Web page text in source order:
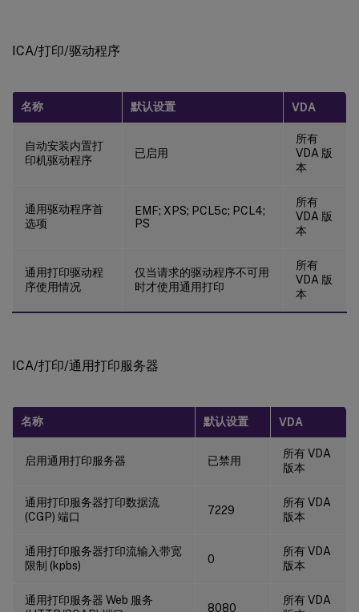
ICA/打印/驱动程序
名称 默认设置 VDA
自动安装内置打
印机驱动程序
已启用
所有
VDA 版
本
通用驱动程序首
选项
EMF; XPS; PCL5c; PCL4;
PS
所有
VDA 版
本
通用打印驱动程
序使用情况
仅当请求的驱动程序不可用
时才使用通用打印
所有
VDA 版
本
ICA/打印/通用打印服务器
名称 默认设置 VDA
启用通用打印服务器 已禁用
所有 VDA
版本
通用打印服务器打印数据流
(CGP) 端口
7229
所有 VDA
版本
通用打印服务器打印流输入带宽
限制 (kpbs)
0
所有 VDA
版本
通用打印服务器 Web 服务
8080
所有 VDA